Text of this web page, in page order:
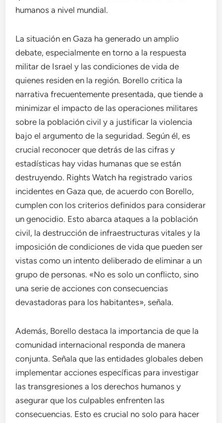
humanos a nivel mundial.
La situación en Gaza ha generado un amplio
debate, especialmente en torno a la respuesta
militar de Israel y las condiciones de vida de
quienes residen en la región. Borello critica la
narrativa frecuentemente presentada, que tiende a
minimizar el impacto de las operaciones militares
sobre la población civil y a justificar la violencia
bajo el argumento de la seguridad. Según él, es
crucial reconocer que detrás de las cifras y
estadísticas hay vidas humanas que se están
destruyendo. Rights Watch ha registrado varios
incidentes en Gaza que, de acuerdo con Borello,
cumplen con los criterios definidos para considerar
un genocidio. Esto abarca ataques a la población
civil, la destrucción de infraestructuras vitales y la
imposición de condiciones de vida que pueden ser
vistas como un intento deliberado de eliminar a un
grupo de personas. «No es solo un conflicto, sino
una serie de acciones con consecuencias
devastadoras para los habitantes», señala.
Además, Borello destaca la importancia de que la
comunidad internacional responda de manera
conjunta. Señala que las entidades globales deben
implementar acciones específicas para investigar
las transgresiones a los derechos humanos y
asegurar que los culpables enfrenten las
consecuencias. Esto es crucial no solo para hacer